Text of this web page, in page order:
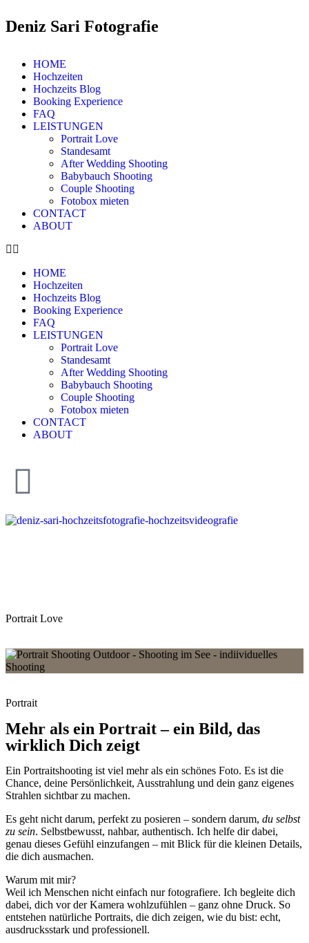
Deniz Sari Fotografie
HOME
Hochzeiten
Hochzeits Blog
Booking Experience
FAQ
LEISTUNGEN
Portrait Love
Standesamt
After Wedding Shooting
Babybauch Shooting
Couple Shooting
Fotobox mieten
CONTACT
ABOUT
HOME
Hochzeiten
Hochzeits Blog
Booking Experience
FAQ
LEISTUNGEN
Portrait Love
Standesamt
After Wedding Shooting
Babybauch Shooting
Couple Shooting
Fotobox mieten
CONTACT
ABOUT
Portrait Love
Portrait
Mehr als ein Portrait – ein Bild, das
wirklich Dich zeigt
Ein Portraitshooting ist viel mehr als ein schönes Foto. Es ist die
Chance, deine Persönlichkeit, Ausstrahlung und dein ganz eigenes
Strahlen sichtbar zu machen.
Es geht nicht darum, perfekt zu posieren – sondern darum, du selbst
zu sein. Selbstbewusst, nahbar, authentisch. Ich helfe dir dabei,
genau dieses Gefühl einzufangen – mit Blick für die kleinen Details,
die dich ausmachen.
Warum mit mir?
Weil ich Menschen nicht einfach nur fotografiere. Ich begleite dich
dabei, dich vor der Kamera wohlzufühlen – ganz ohne Druck. So
entstehen natürliche Portraits, die dich zeigen, wie du bist: echt,
ausdrucksstark und professionell.